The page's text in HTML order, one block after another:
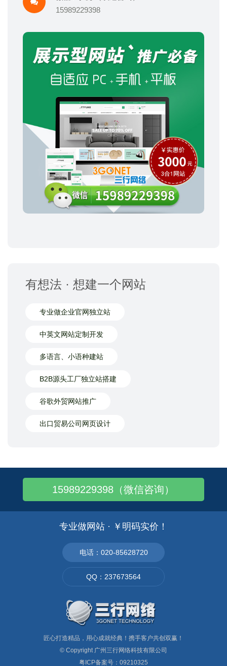
15989229398
有想法 · 想建一个网站
专业做企业官网独立站
中英文网站定制开发
多语言、小语种建站
B2B源头工厂独立站搭建
谷歌外贸网站推广
出口贸易公司网页设计
15989229398（微信咨询）
专业做网站 · ￥明码实价！
电话：020-85628720
QQ：237673564
匠心打造精品，用心成就经典！携手客户共创双赢！
© Copyright 广州三行网络科技有限公司
粤ICP备案号：09210325